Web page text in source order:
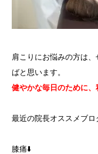
肩こりにお悩みの方は
ばと思います。
健やかな毎日のために、
最近の院長オススメブロ
膝痛⬇️